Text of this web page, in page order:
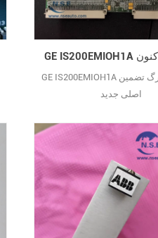
GE IS200EMIOH1A موجودی بزرگ تضمین
اصلی جدید